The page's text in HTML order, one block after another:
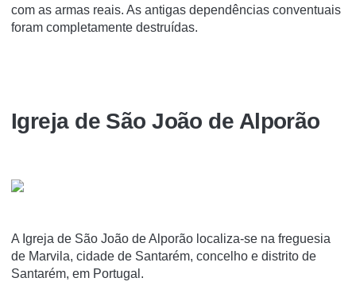
com as armas reais. As antigas dependências conventuais
foram completamente destruídas.
Igreja de São João de Alporão
A Igreja de São João de Alporão localiza-se na freguesia
de Marvila, cidade de Santarém, concelho e distrito de
Santarém, em Portugal.